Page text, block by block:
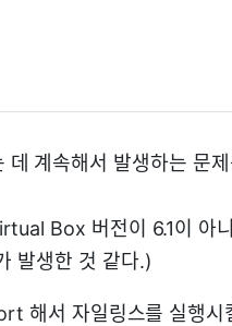
계속해서 발생하는 문
Box 버전이 6.1이 아
발생한 것 같다.)
해서 자일링스를 실행시